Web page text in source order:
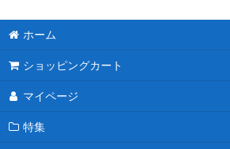
ホーム
ショッピングカート
マイページ
特集